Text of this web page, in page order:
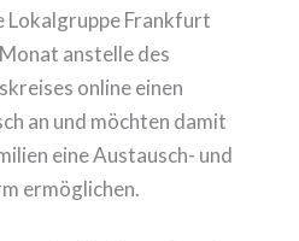
Lokalgruppe Frankfurt
anstelle des
online einen
an und möchten damit
eine Austausch- und
ermöglichen.